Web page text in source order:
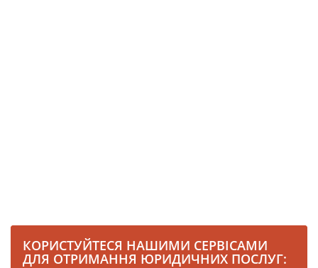
КОРИСТУЙТЕСЯ НАШИМИ СЕРВІСАМИ
ДЛЯ ОТРИМАННЯ ЮРИДИЧНИХ ПОСЛУГ: